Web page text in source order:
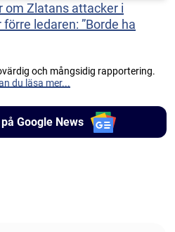
om Zlatans attacker i
ledaren: ”Borde ha
och mångsidig rapportering.
du läsa mer...
Google News